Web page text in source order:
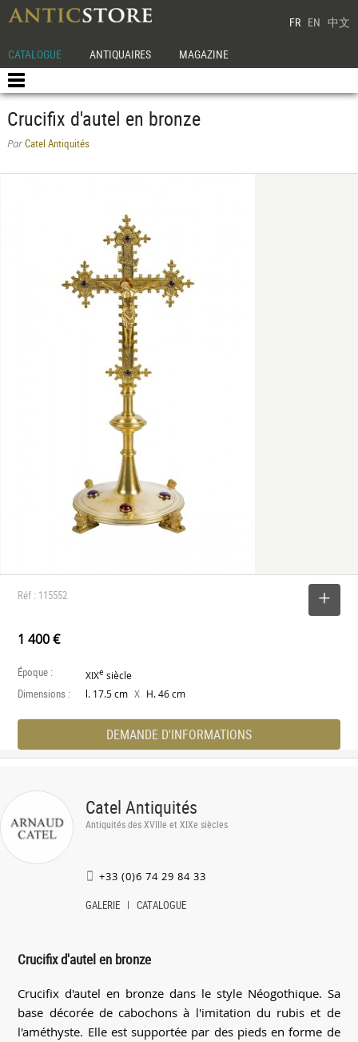
FR EN 中文
CATALOGUE ANTIQUAIRES MAGAZINE
Crucifix d'autel en bronze
ParCatel Antiquités
Réf : 115552
1 400 €
Époque : XIXe siècle
Dimensions : l. 17.5 cm X H. 46 cm
DEMANDE D'INFORMATIONS
Catel Antiquités
Antiquités des XVIIIe et XIXe siècles
+33 (0)6 74 29 84 33
GALERIE CATALOGUE
Crucifix d'autel en bronze
Crucifix d'autel en bronze dans le style Néogothique. Sa
base décorée de cabochons à l'imitation du rubis et de
l'améthyste. Elle est supportée par des pieds en forme de